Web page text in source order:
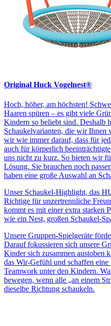
Original Huck Vogelnest®
Hoch, höher, am höchsten!
Haaren spüren – es gibt viele
Kindern so beliebt sind. Deshalb
Schaukelvarianten, die wir Ihnen
wir wie immer darauf, dass für
auch für körperlich
uns nicht zu kurz. So bieten wir
Lösung. Sie brauchen noch
haben eine große Auswahl an
Unser Schaukel-Highlight, das
Richtige für unzertrennliche
kommt es mit einer extra starken
wie ein Nest, großen Schaukel-
Unsere Gruppen-Spielgeräte
Darauf fokussieren sich unsere
Kinder sich zusammen austoben
das Wir-Gefühl und schaffen
Teamwork unter den Kindern.
bewegen, wenn alle „an einem
dieselbe Richtung schaukeln.